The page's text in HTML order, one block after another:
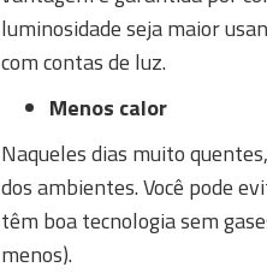
luminosidade seja maior
com contas de luz.
Menos calor
Naqueles dias muito
dos ambientes. Você pode
têm boa tecnologia sem
menos).